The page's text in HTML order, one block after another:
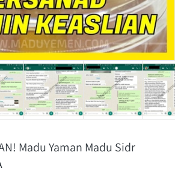
Madu Yaman Madu Sidr